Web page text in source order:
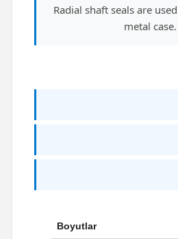
Radial shaft seals are
metal
Boyutlar